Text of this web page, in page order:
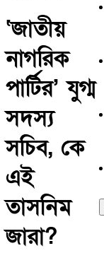
‘জাতীয়
নাগরিক
পার্টির’ যুগ্ম
সদস্য
সচিব, কে
এই
তাসনিম
জারা?